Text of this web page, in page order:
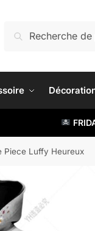
pour :
Recherche
Piece Luffy Heureux